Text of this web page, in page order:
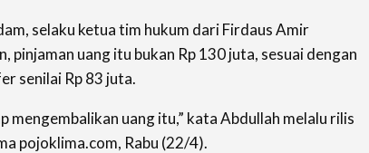
selaku ketua tim hukum dari Firdaus Amir
pinjaman uang itu bukan Rp 130 juta, sesuai dengan
senilai Rp 83 juta.
mengembalikan uang itu,” kata Abdullah melalu rilis
pojoklima.com, Rabu (22/4).